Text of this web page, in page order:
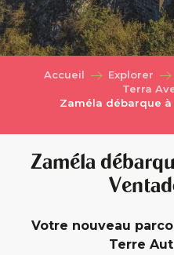
Accueil Explorer
Terra
Zaméla débarque
Zaméla
Votre nouveau
Terre